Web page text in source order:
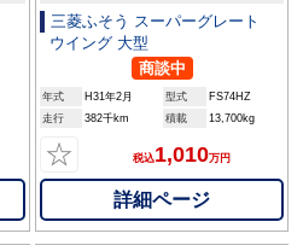
三菱ふそう スーパーグレート
ウイング 大型
商談中
年式 H31年2月 型式
FS74HZ
走行
382千km 積載 13,700kg
☆ 税込1,010万円
詳細ページ